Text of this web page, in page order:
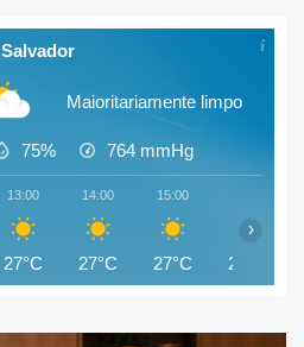
Salvador
Maioritariamente limpo
75% 764 mmHg
13:00
27°C
14:00
27°C
15:00
27°C 26°C
›